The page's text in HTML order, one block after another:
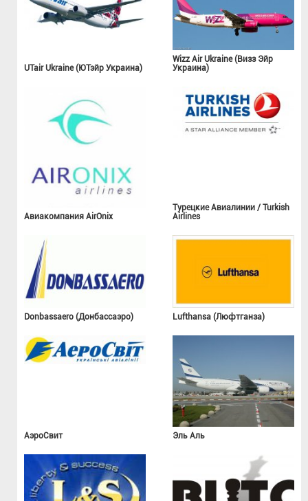
UTair Ukraine (ЮТэйр Украина)
Wizz Air Ukraine (Визз Эйр
Украина)
Авиакомпания AirOnix
Турецкие Авиалинии / Turkish
Airlines
Donbassaero (Донбассаэро) Lufthansa (Люфтганза)
АэроСвит Эль Аль